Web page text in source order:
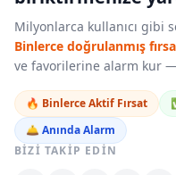
Milyonlarca kullanıcı gibi
Binlerce doğrulanmış
ve favorilerine alarm kur
🔥 Binlerce Aktif Fırsat
🛎️ Anında Alarm
BIZI TAKIP EDIN